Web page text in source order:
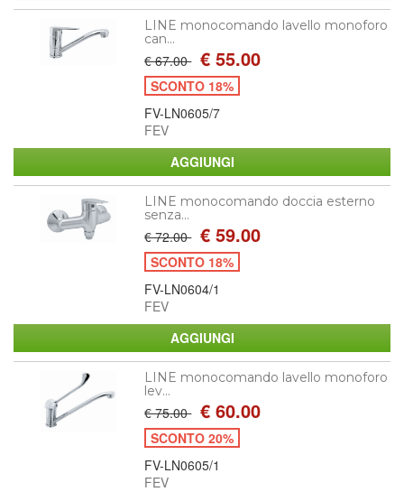
LINE monocomando lavello monoforo
can...
€ 67.00 € 55.00
SCONTO 18%
FV-LN0605/7
FEV
LINE monocomando doccia esterno
senza...
€ 72.00 € 59.00
SCONTO 18%
FV-LN0604/1
FEV
LINE monocomando lavello monoforo
lev...
€ 75.00 € 60.00
SCONTO 20%
FV-LN0605/1
FEV